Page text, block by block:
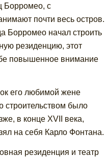
Борромео, с
почти весь остров.
Борромео начал строить
резиденцию, этот
повышенное внимание
его любимой жене
строительством было
в конце XVII века,
на себя Карло Фонтана.
резиденция и театр